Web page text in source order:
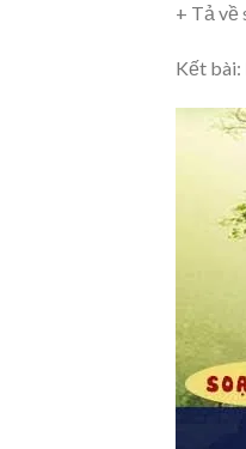
+ Tả về
Kết bài: